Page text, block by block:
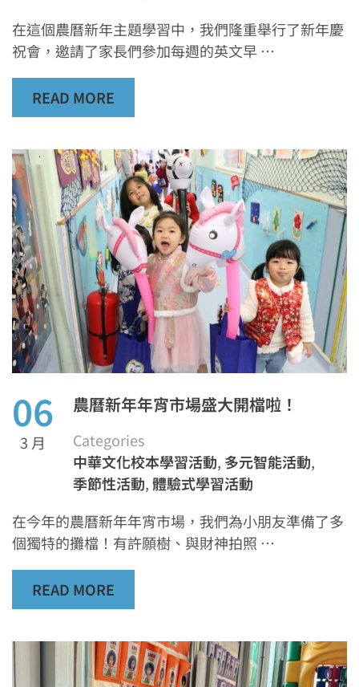
在這個農曆新年主題學習中，我們隆重舉行了新年慶
祝會，邀請了家長們參加每週的英文早 …
READ MORE
06
3 月
農曆新年年宵市場盛大開檔啦！
Categories
中華文化校本學習活動, 多元智能活動,
季節性活動,體驗式學習活動
在今年的農曆新年年宵市場，我們為小朋友準備了多
個獨特的攤檔！有許願樹、與財神拍照 …
READ MORE